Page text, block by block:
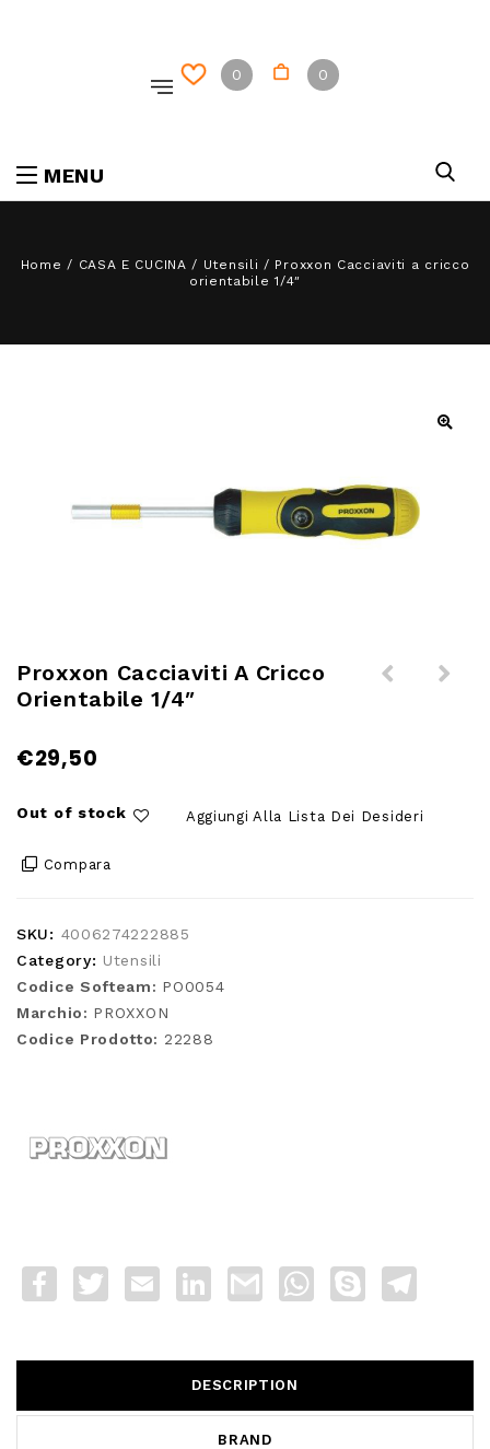
0 0
MENU
Home / CASA E CUCINA / Utensili / Proxxon Cacciaviti a cricco
orientabile 1/4″
Proxxon Cacciaviti A Cricco
Orientabile 1/4″
€29,50
Out of stock Aggiungi Alla Lista Dei Desideri
Compara
SKU: 4006274222885
Category: Utensili
Codice Softeam: PO0054
Marchio: PROXXON
Codice Prodotto: 22288
FacebookTwitter Email LinkedInGmail WhatsApp
Skype
DESCRIPTION
BRAND